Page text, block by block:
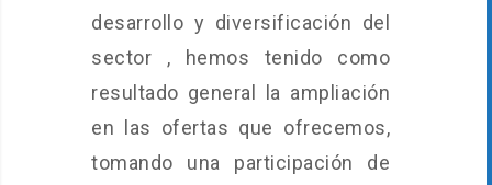
desarrollo y diversificación del
sector , hemos tenido como
resultado general la ampliación
en las ofertas que ofrecemos,
tomando una participación de